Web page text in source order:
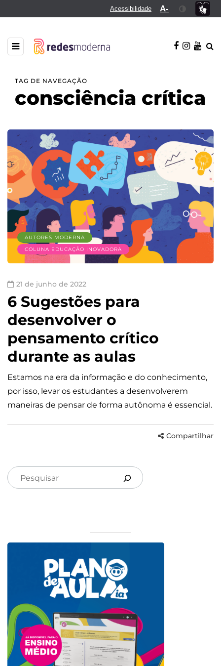
Acessibilidade A-
TAG DE NAVEGAÇÃO
consciência crítica
AUTORES MODERNA
COLUNA EDUCAÇÃO INOVADORA
21 de junho de 2022
6 Sugestões para
desenvolver o
pensamento crítico
durante as aulas
Estamos na era da informação e do conhecimento,
por isso, levar os estudantes a desenvolverem
maneiras de pensar de forma autônoma é essencial.
Compartilhar